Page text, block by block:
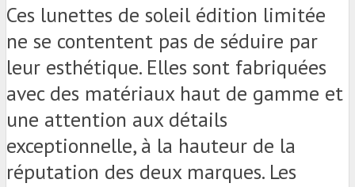
Ces lunettes de soleil édition limitée
ne se contentent pas de séduire par
leur esthétique. Elles sont fabriquées
avec des matériaux haut de gamme et
une attention aux détails
exceptionnelle, à la hauteur de la
réputation des deux marques. Les